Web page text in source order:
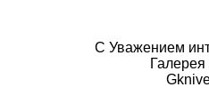
С Уважением